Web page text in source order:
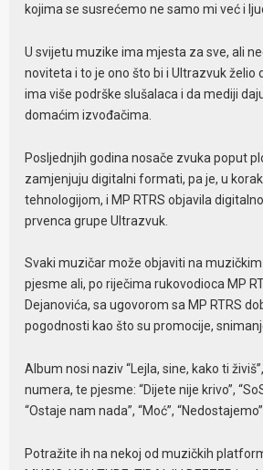
kojima se susrećemo ne samo mi već i
U svijetu muzike ima mjesta za sve, ali
noviteta i to je ono što bi i Ultrazvuk želio
ima više podrške slušalaca i da mediji
domaćim izvođačima.
Posljednjih godina nosače zvuka poput
zamjenjuju digitalni formati, pa je, u
tehnologijom, i MP RTRS objavila
prvenca grupe Ultrazvuk.
Svaki muzičar može objaviti na
pjesme ali, po riječima rukovodioca MP
Dejanovića, sa ugovorom sa MP RTRS
pogodnosti kao što su promocije,
Album nosi naziv “Lejla, sine, kako ti
numera, te pjesme: “Dijete nije krivo”,
“Ostaje nam nada”, “Moć”,
Potražite ih na nekoj od muzičkih